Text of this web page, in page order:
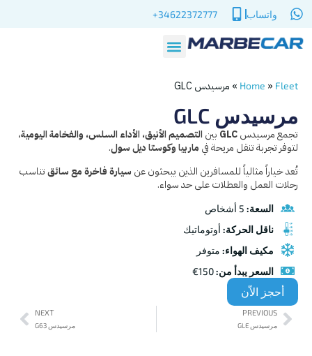
واتساب 34622372777+
Home » Fleet
» مرسيدس GLC
مرسيدس GLC
تجمع مرسيدسGLC بين التصميم الأنيق، الأداء السلس، والفخامة اليومية،
لتوفر تجربة تنقل مريحة في ماربيا وكوستا ديل سول.
تُعد خياراً مثالياً للمسافرين الذين يبحثون عن سيارة فاخرة مع سائقتناسب
رحلات العمل والعطلات على حد سواء.
السعة: 5 أشخاص
ناقل الحركة: أوتوماتيك
مكيف الهواء: متوفر
السعر يبدأ من:150€
أحجز الاّن
PREVIOUS
مرسيدس GLE
NEXT
مرسيدس G63